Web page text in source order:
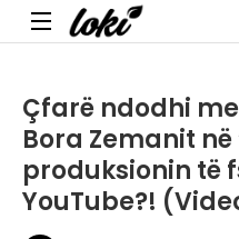
Menu
Çfarë ndodhi
Bora Zemanit në
produksionin të
YouTube?!